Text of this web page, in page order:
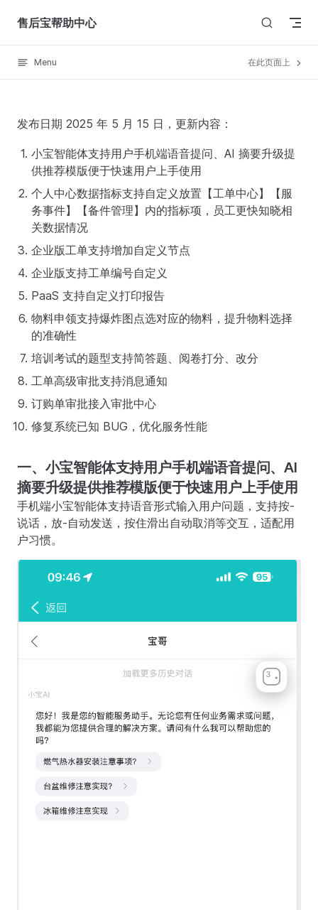
Skip to content
售后宝帮助中心
Menu 在此页面上
发布日期 2025 年 5 月 15 日，更新内容：
小宝智能体支持用户手机端语音提问、AI 摘要升级提
供推荐模版便于快速用户上手使用
个人中心数据指标支持自定义放置【工单中心】【服
务事件】【备件管理】内的指标项，员工更快知晓相
关数据情况
企业版工单支持增加自定义节点
企业版支持工单编号自定义
PaaS 支持自定义打印报告
物料申领支持爆炸图点选对应的物料，提升物料选择
的准确性
培训考试的题型支持简答题、阅卷打分、改分
工单高级审批支持消息通知
订购单审批接入审批中心
修复系统已知 BUG，优化服务性能
一、小宝智能体支持用户手机端语音提问、AI
摘要升级提供推荐模版便于快速用户上手使用
手机端小宝智能体支持语音形式输入用户问题，支持按-
说话，放-自动发送，按住滑出自动取消等交互，适配用
户习惯。